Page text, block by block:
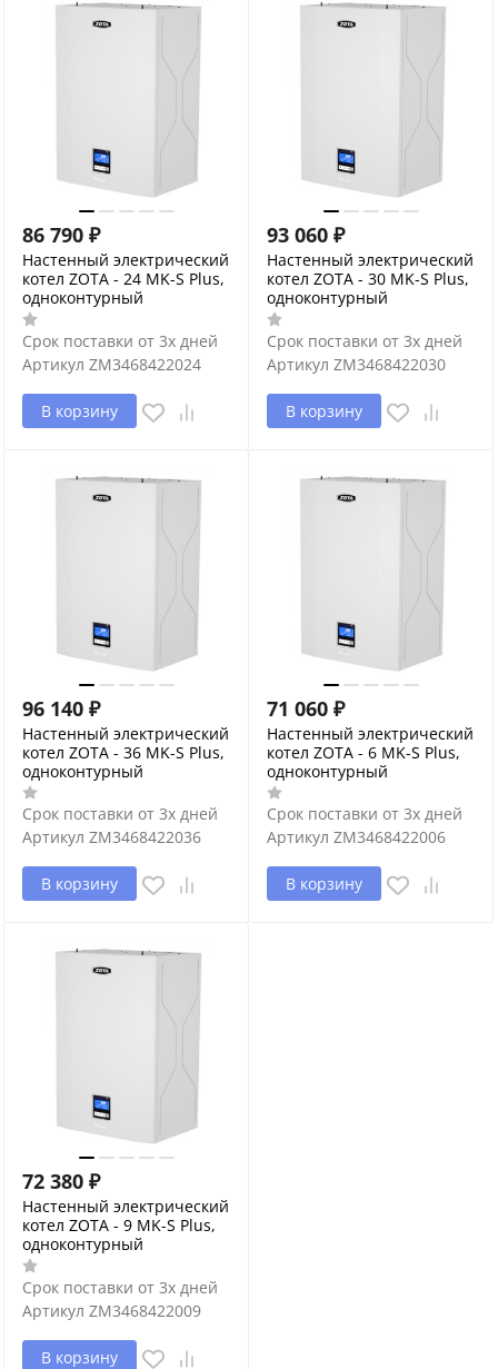
86 790 ₽
Настенный электрический
котел ZOTA - 24 MK-S Plus,
одноконтурный
Срок поставки от 3х дней
Артикул ZM3468422024
В корзину
93 060 ₽
Настенный электрический
котел ZOTA - 30 MK-S Plus,
одноконтурный
Срок поставки от 3х дней
Артикул ZM3468422030
В корзину
96 140 ₽
Настенный электрический
котел ZOTA - 36 MK-S Plus,
одноконтурный
Срок поставки от 3х дней
Артикул ZM3468422036
В корзину
71 060 ₽
Настенный электрический
котел ZOTA - 6 MK-S Plus,
одноконтурный
Срок поставки от 3х дней
Артикул ZM3468422006
В корзину
72 380 ₽
Настенный электрический
котел ZOTA - 9 MK-S Plus,
одноконтурный
Срок поставки от 3х дней
Артикул ZM3468422009
В корзину